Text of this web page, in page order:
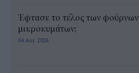
Έφτασε το τέλος των φούρνων
μικροκυμάτων;
04 Αυγ 2026